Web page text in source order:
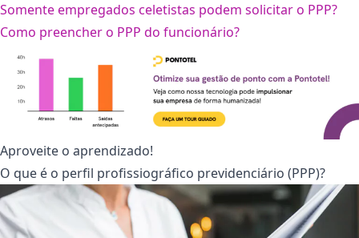
Somente empregados celetistas podem solicitar o PPP?
Como preencher o PPP do funcionário?
Aproveite o aprendizado!
O que é o perfil profissiográfico previdenciário (PPP)?